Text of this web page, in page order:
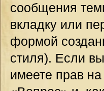
сообщения
вкладку или
формой
стиля). Если
имеете прав